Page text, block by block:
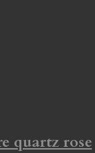
quartz rose